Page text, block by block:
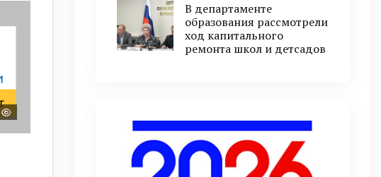
В департаменте
образования рассмотрели
ход капитального
ремонта школ и детсадов